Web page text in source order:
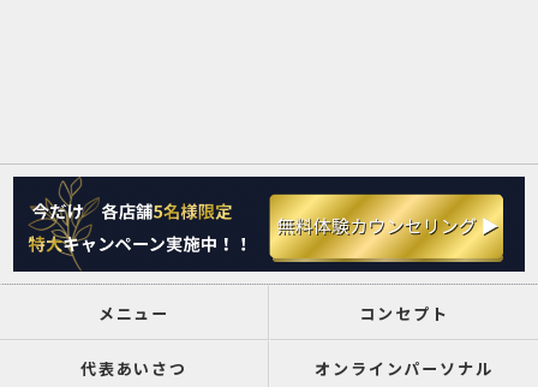
メニュー コンセプト
代表あいさつ オンラインパーソナル